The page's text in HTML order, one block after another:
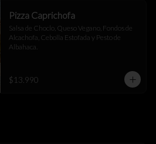
Pizza Caprichofa
Salsa de Choclo, Queso Vegano, Fondos de
Alcachofa, Cebolla Estofada y Pesto de
Albahaca.
$13.990